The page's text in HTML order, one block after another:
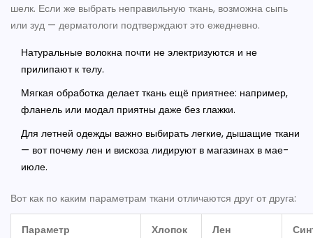
шелк. Если же выбрать неправильную ткань, возможна сыпь
или зуд — дерматологи подтверждают это ежедневно.
Натуральные волокна почти не электризуются и не
прилипают к телу.
Мягкая обработка делает ткань ещё приятнее: например,
фланель или модал приятны даже без глажки.
Для летней одежды важно выбирать легкие, дышащие ткани
— вот почему лен и вискоза лидируют в магазинах в мае-
июле.
Вот как по каким параметрам ткани отличаются друг от друга:
Параметр Хлопок Лен